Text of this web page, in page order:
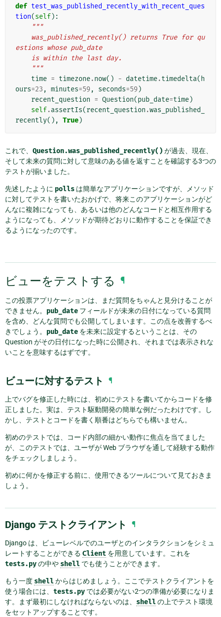
def test_was_published_recently_with_recent_ques
tion(self):
"""
estions whose pub_date
    is within the last day.
    """
time = timezone.now() - datetime.timedelta( h
ours=23 , minutes=59, seconds=59)
recent_question = Question(pub_date=time)
self.assertIs(recent_question .was_published_
recently(), True)
これで、 Question.was_published_recently() が過去、現在、
そして未来の質問に対して意味のある値を返すことを確認する3つの
テストが揃いました。
先述したように polls は簡単なアプリケーションですが、メソッド
に対してテストを書いたおかげで、将来このアプリケーションがど
んなに複雑になっても、あるいは他のどんなコードと相互作用する
ようになっても、メソッドが期待どおりに動作することを保証でき
るようになったのです。
ビューをテストする ¶
この投票アプリケーションは、まだ質問をちゃんと見分けることが
できません。 pub_date フィールドが未来の日付になっている質問
を含め、どんな質問でも公開してしまいます。この点を改善するべ
きでしょう。 pub_date を未来に設定するということは、その
Question がその日付になった時に公開され、それまでは表示されな
いことを意味するはずです。
ビューに対するテスト ¶
上でバグを修正した時には、初めにテストを書いてからコードを修
正しました。実は、テスト駆動開発の簡単な例だったわけです。し
かし、テストとコードを書く順番はどちらでも構いません。
初めのテストでは、コード内部の細かい動作に焦点を当てました
が、このテストでは、ユーザが Web ブラウザを通して経験する動作
をチェックしましょう。
初めに何かを修正する前に、使用できるツールについて見ておきま
しょう。
Django テストクライアント ¶
Django は、ビューレベルでのユーザとのインタラクションをシミュ
レートすることができる Client を用意しています。これを
tests.pyの中や shell でも使うことができます。
もう一度 shellからはじめましょう。ここでテストクライアントを
使う場合には、 tests.py では必要がない2つの準備が必要になりま
す。まず最初にしなければならないのは、 shellの上でテスト環境
をセットアップすることです。